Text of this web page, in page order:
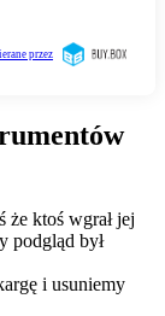
że ktoś wgrał jej
podgląd był
i usuniemy